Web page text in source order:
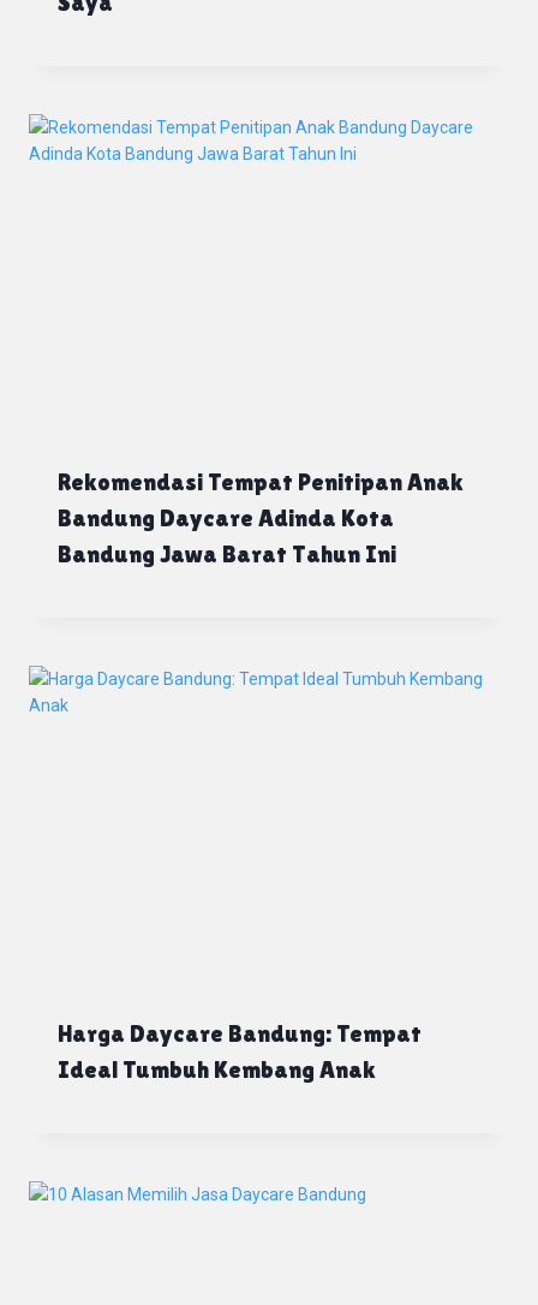
Rekomendasi Tempat Penitipan Anak
Bandung Daycare Adinda Kota
Bandung Jawa Barat Tahun Ini
Harga Daycare Bandung: Tempat
Ideal Tumbuh Kembang Anak